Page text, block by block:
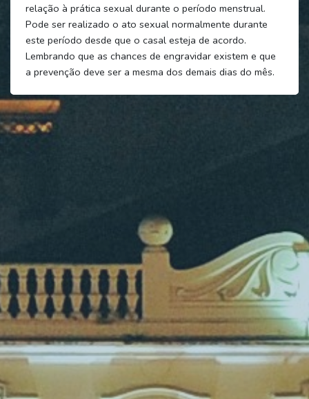
relação à prática sexual durante o período menstrual.
Pode ser realizado o ato sexual normalmente durante
este período desde que o casal esteja de acordo.
Lembrando que as chances de engravidar existem e que
a prevenção deve ser a mesma dos demais dias do mês.